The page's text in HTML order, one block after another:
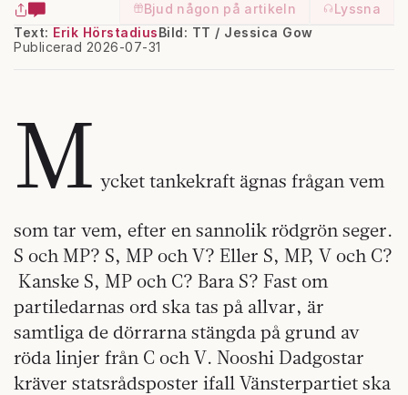
Bjud någon på artikeln
Lyssna
Text: Erik Hörstadius
Publicerad 2026-07-31
Bild: TT / Jessica Gow
M ycket tankekraft ägnas frågan vem
som tar vem, efter en sannolik rödgrön seger.
S och MP? S, MP och V? Eller S, MP, V och C?
Kanske S, MP och C? Bara S? Fast om
partiledarnas ord ska tas på allvar, är
samtliga de dörrarna stängda på grund av
röda linjer från C och V. Nooshi Dadgostar
kräver statsrådsposter ifall Vänsterpartiet ska